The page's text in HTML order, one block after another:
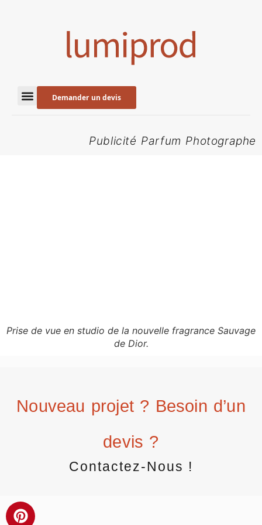
Demander un devis
Publicité Parfum Photographe
Prise de vue en studio de la nouvelle fragrance Sauvage
de Dior.
Nouveau projet ? Besoin d’un
devis ?
Contactez-Nous !